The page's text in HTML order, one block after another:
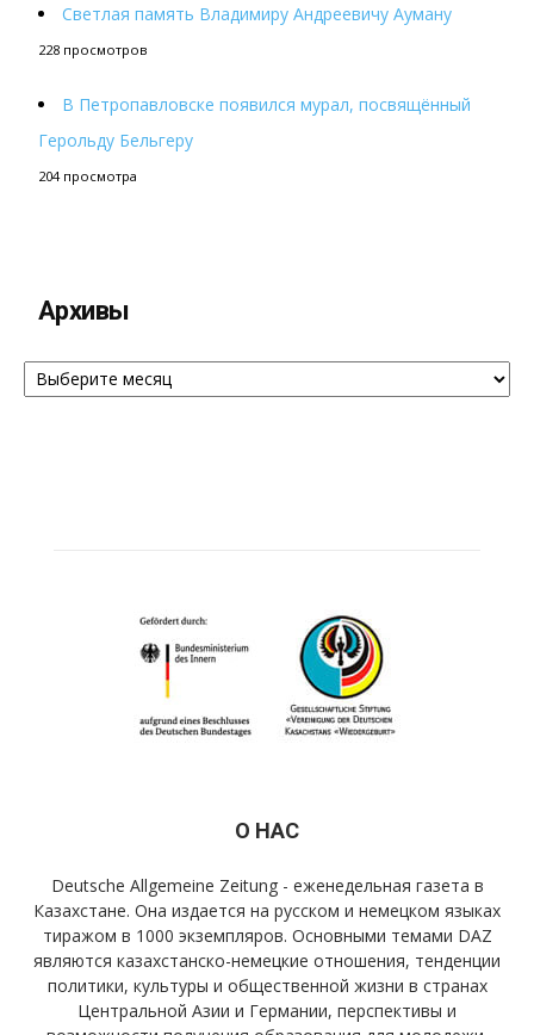
Светлая память Владимиру Андреевичу Ауману
228 просмотров
В Петропавловске появился мурал, посвящённый
Герольду Бельгеру
204 просмотра
Архивы
Архивы
О НАС
Deutsche Allgemeine Zeitung - еженедельная газета в
Казахстане. Она издается на русском и немецком языках
тиражом в 1000 экземпляров. Основными темами DAZ
являются казахстанско-немецкие отношения, тенденции
политики, культуры и общественной жизни в странах
Центральной Азии и Германии, перспективы и